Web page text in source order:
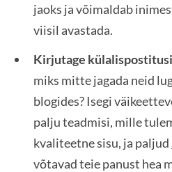
jaoks ja võimaldab
viisil avastada.
Kirjutage
miks mitte jagada neid
blogides? Isegi
palju teadmisi, mille
kvaliteetne sisu, ja paljud
võtavad teie panust hea